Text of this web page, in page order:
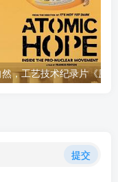
提交